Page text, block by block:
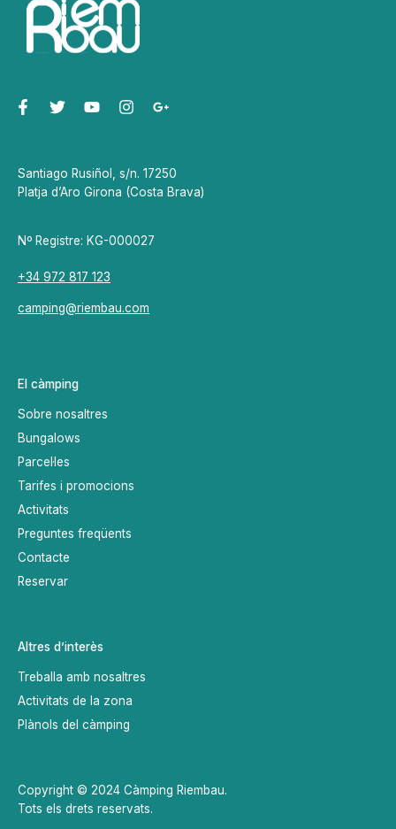
Santiago Rusiñol, s/n. 17250
Platja d’Aro Girona (Costa Brava)
Nº Registre: KG-000027
+34 972 817 123
camping@riembau.com
El càmping
Sobre nosaltres
Bungalows
Parcel·les
Tarifes i promocions
Activitats
Preguntes freqüents
Contacte
Reservar
Altres d’interès
Treballa amb nosaltres
Activitats de la zona
Plànols del càmping
Copyright © 2024 Càmping Riembau.
Tots els drets reservats.